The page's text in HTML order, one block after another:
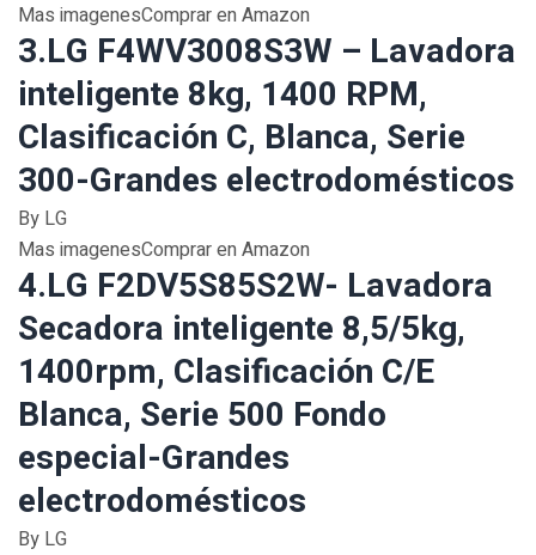
Mas imagenesComprar en Amazon
3.LG F4WV3008S3W – Lavadora
inteligente 8kg, 1400 RPM,
Clasificación C, Blanca, Serie
300-Grandes electrodomésticos
By LG
Mas imagenesComprar en Amazon
4.LG F2DV5S85S2W- Lavadora
Secadora inteligente 8,5/5kg,
1400rpm, Clasificación C/E
Blanca, Serie 500 Fondo
especial-Grandes
electrodomésticos
By LG